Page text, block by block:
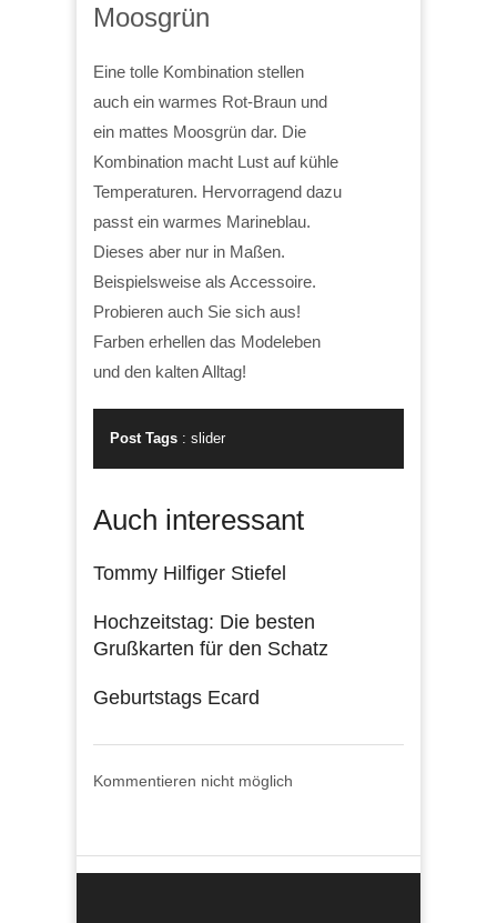
Moosgrün
Eine tolle Kombination stellen
auch ein warmes Rot-Braun und
ein mattes Moosgrün dar. Die
Kombination macht Lust auf kühle
Temperaturen. Hervorragend dazu
passt ein warmes Marineblau.
Dieses aber nur in Maßen.
Beispielsweise als Accessoire.
Probieren auch Sie sich aus!
Farben erhellen das Modeleben
und den kalten Alltag!
Post Tags : slider
Auch interessant
Tommy Hilfiger Stiefel
Hochzeitstag: Die besten
Grußkarten für den Schatz
Geburtstags Ecard
Kommentieren nicht möglich